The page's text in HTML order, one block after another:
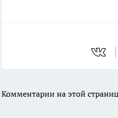
Комментарии на этой